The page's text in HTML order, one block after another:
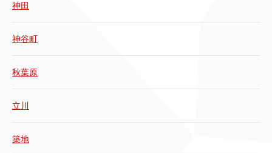
神田
神谷町
秋葉原
立川
築地